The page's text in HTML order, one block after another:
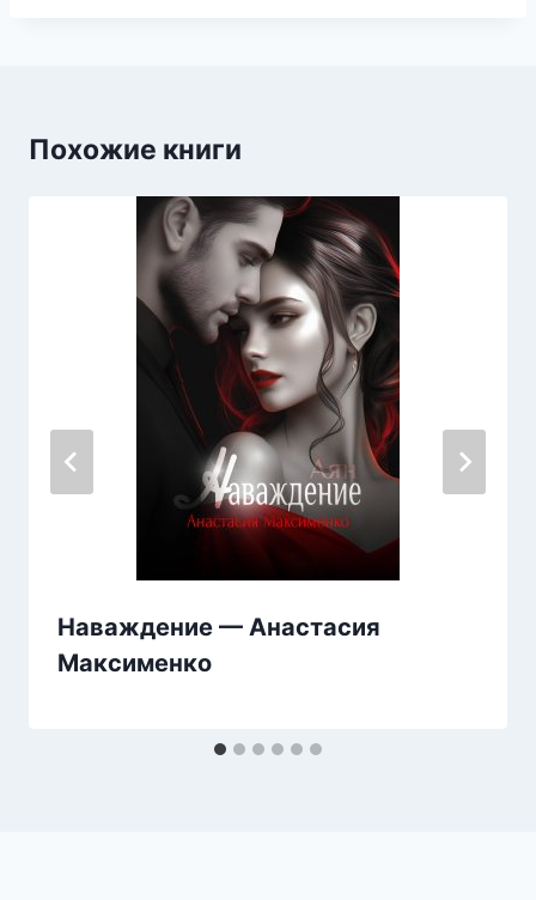
Похожие книги
Наваждение — Анастасия
Максименко